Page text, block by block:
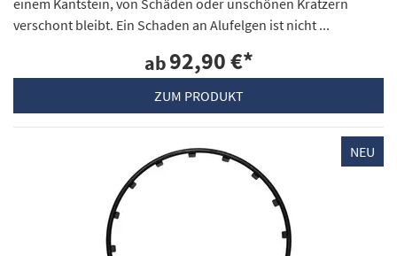
einem Kantstein, von Schäden oder unschönen Kratzern
verschont bleibt. Ein Schaden an Alufelgen ist nicht ...
ab92,90 €*
ZUM PRODUKT
NEU